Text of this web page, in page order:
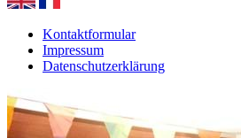
Kontaktformular
Impressum
Datenschutzerklärung